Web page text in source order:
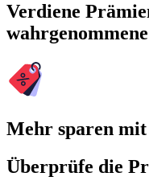
Verdiene
Mehr sparen
Überprüfe die